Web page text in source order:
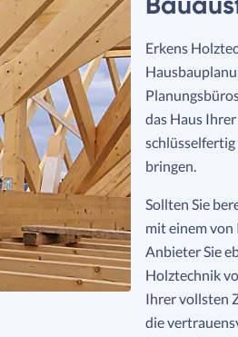
Erkens
das Haus
schlüsselfertig
bringen.
Sollten Sie
mit einem
Anbieter Sie
Holztechnik
Ihrer vollsten
die